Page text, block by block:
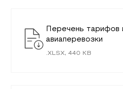
Перечень тарифов
авиаперевозки
. XLSX,440 KB